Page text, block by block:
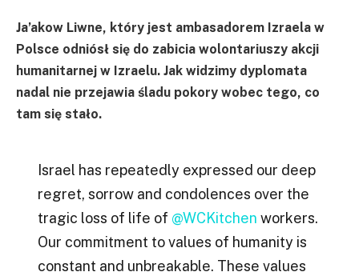
Ja’akow Liwne, który jest ambasadorem Izraela w
Polsce odniósł się do zabicia wolontariuszy akcji
humanitarnej w Izraelu. Jak widzimy dyplomata
nadal nie przejawia śladu pokory wobec tego, co
tam się stało.
Israel has repeatedly expressed our deep
regret, sorrow and condolences over the
tragic loss of life of @WCKitchen workers.
Our commitment to values of humanity is
constant and unbreakable. These values